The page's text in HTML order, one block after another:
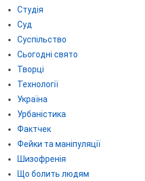
Студія
Суд
Суспільство
Сьогодні свято
Творці
Технології
Україна
Урбаністика
Фактчек
Фейки та маніпуляції
Шизофренія
Що болить людям